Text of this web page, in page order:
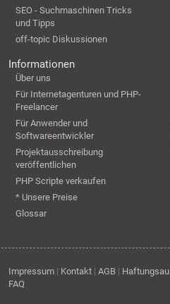
SEO - Suchmaschinen Tricks
und Tipps
off-topic Diskussionen
Informationen
Über uns
Für Internetagenturen und PHP-
Freelancer
Für Anwender und
Softwareentwickler
Projektausschreibung
veröffentlichen
PHP Scripte verkaufen
* Unsere Preise
Glossar
Impressum | Kontakt | AGB |
FAQ